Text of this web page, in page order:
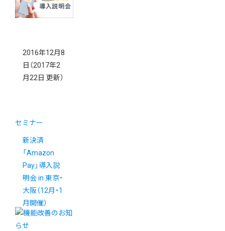
2016年12月8
日 （2017年2
月22日 更新）
セミナー
新決済
「Amazon
Pay」導入説
明会 in 東京・
大阪（12月・1
月開催）